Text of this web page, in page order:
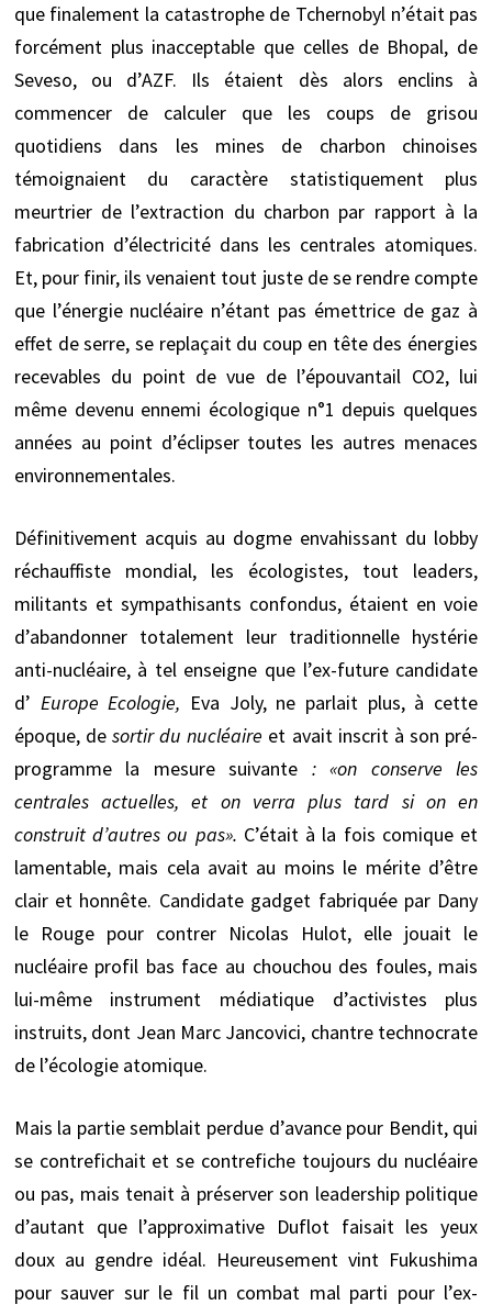
que finalement la catastrophe de Tchernobyl n’était pas
forcément plus inacceptable que celles de Bhopal, de
Seveso, ou d’AZF. Ils étaient dès alors enclins à
commencer de calculer que les coups de grisou
quotidiens dans les mines de charbon chinoises
témoignaient du caractère statistiquement plus
meurtrier de l’extraction du charbon par rapport à la
fabrication d’électricité dans les centrales atomiques.
Et, pour finir, ils venaient tout juste de se rendre compte
que l’énergie nucléaire n’étant pas émettrice de gaz à
effet de serre, se replaçait du coup en tête des énergies
recevables du point de vue de l’épouvantail CO2, lui
même devenu ennemi écologique n°1 depuis quelques
années au point d’éclipser toutes les autres menaces
environnementales.
Définitivement acquis au dogme envahissant du lobby
réchauffiste mondial, les écologistes, tout leaders,
militants et sympathisants confondus, étaient en voie
d’abandonner totalement leur traditionnelle hystérie
anti-nucléaire, à tel enseigne que l’ex-future candidate
d’ Europe Ecologie, Eva Joly, ne parlait plus, à cette
époque, desortir du nucléaire et avait inscrit à son pré-
programme la mesure suivante : «on conserve les
centrales actuelles, et on verra plus tard si on en
construit d’autres ou pas». C’était à la fois comique et
lamentable, mais cela avait au moins le mérite d’être
clair et honnête. Candidate gadget fabriquée par Dany
le Rouge pour contrer Nicolas Hulot, elle jouait le
nucléaire profil bas face au chouchou des foules, mais
lui-même instrument médiatique d’activistes plus
instruits, dont Jean Marc Jancovici, chantre technocrate
de l’écologie atomique.
Mais la partie semblait perdue d’avance pour Bendit, qui
se contrefichait et se contrefiche toujours du nucléaire
ou pas, mais tenait à préserver son leadership politique
d’autant que l’approximative Duflot faisait les yeux
doux au gendre idéal. Heureusement vint Fukushima
pour sauver sur le fil un combat mal parti pour l’ex-